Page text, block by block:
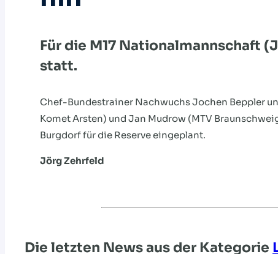
Für die M17 Nationalmannschaft
statt.
Chef-Bundestrainer Nachwuchs Jochen Beppler
Komet Arsten) und Jan Mudrow (MTV
Burgdorf für die Reserve eingeplant.
Jörg Zehrfeld
Die letzten News aus der Kategorie